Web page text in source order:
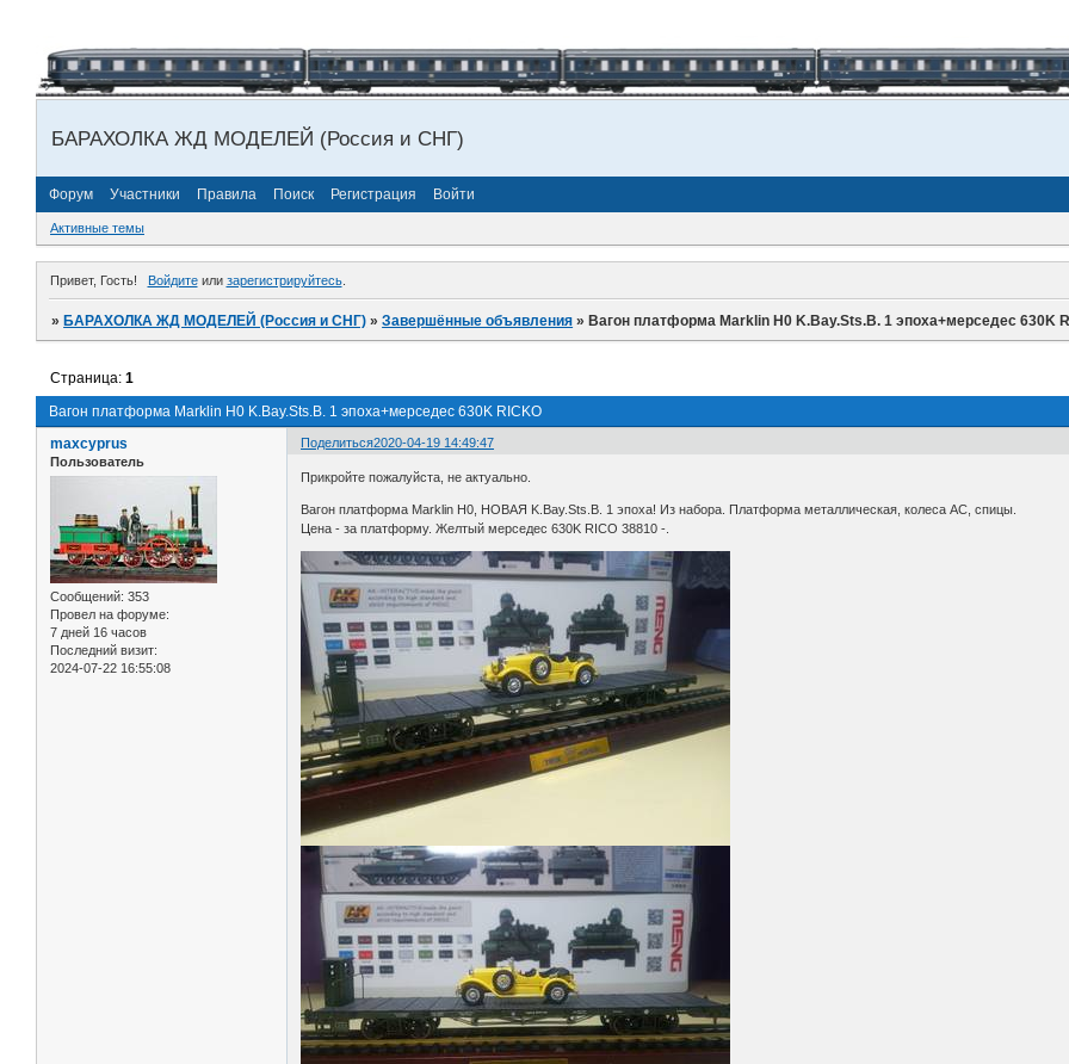
БАРАХОЛКА ЖД МОДЕЛЕЙ (Россия и СНГ)
Форум Участники Правила Поиск Регистрация Войти
Активные темы
Привет, Гость! Войдитеили зарегистрируйтесь.
»БАРАХОЛКА ЖД МОДЕЛЕЙ (Россия и СНГ) »Завершённые объявления »Вагон платформа Marklin H0 K.Bay.Sts.B. 1 эпоха+мерседес 630K
Вагон платформа Marklin H0 K.Bay.Sts.B. 1 эпоха+мерседес 630K RICKO
Страница:1
Поделиться2020-04-19 14:49:47
maxcyprus
Пользователь
Сообщений: 353
Провел на форуме:
7 дней 16 часов
Последний визит:
2024-07-22 16:55:08
Прикройте пожалуйста, не актуально.
Вагон платформа Marklin H0, НОВАЯ K.Bay.Sts.B. 1 эпоха! Из набора. Платформа металлическая, колеса АС, спицы.
Цена - за платформу. Желтый мерседес 630K RICO 38810 -.